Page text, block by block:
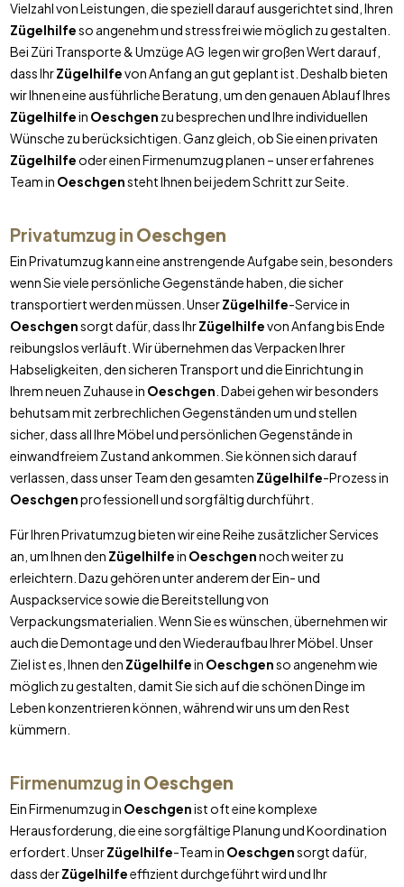
Vielzahl von Leistungen, die speziell darauf ausgerichtet sind, Ihren
Zügelhilfeso angenehm und stressfrei wie möglich zu gestalten.
Bei Züri Transporte & Umzüge AG legen wir großen Wert darauf,
dass IhrZügelhilfevon Anfang an gut geplant ist. Deshalb bieten
wir Ihnen eine ausführliche Beratung, um den genauen Ablauf Ihres
Zügelhilfein Oeschgen zu besprechen und Ihre individuellen
Wünsche zu berücksichtigen. Ganz gleich, ob Sie einen privaten
Zügelhilfeoder einen Firmenumzug planen – unser erfahrenes
Team in Oeschgensteht Ihnen bei jedem Schritt zur Seite.
Privatumzug in Oeschgen
Ein Privatumzug kann eine anstrengende Aufgabe sein, besonders
wenn Sie viele persönliche Gegenstände haben, die sicher
transportiert werden müssen. UnserZügelhilfe-Service in
Oeschgensorgt dafür, dass IhrZügelhilfevon Anfang bis Ende
reibungslos verläuft. Wir übernehmen das Verpacken Ihrer
Habseligkeiten, den sicheren Transport und die Einrichtung in
Ihrem neuen Zuhause in Oeschgen . Dabei gehen wir besonders
behutsam mit zerbrechlichen Gegenständen um und stellen
sicher, dass all Ihre Möbel und persönlichen Gegenstände in
einwandfreiem Zustand ankommen. Sie können sich darauf
verlassen, dass unser Team den gesamten Zügelhilfe-Prozess in
Oeschgenprofessionell und sorgfältig durchführt.
Für Ihren Privatumzug bieten wir eine Reihe zusätzlicher Services
an, um Ihnen den Zügelhilfein Oeschgennoch weiter zu
erleichtern. Dazu gehören unter anderem der Ein- und
Auspackservice sowie die Bereitstellung von
Verpackungsmaterialien. Wenn Sie es wünschen, übernehmen wir
auch die Demontage und den Wiederaufbau Ihrer Möbel. Unser
Ziel ist es, Ihnen den Zügelhilfein Oeschgenso angenehm wie
möglich zu gestalten, damit Sie sich auf die schönen Dinge im
Leben konzentrieren können, während wir uns um den Rest
kümmern.
Firmenumzug in Oeschgen
Ein Firmenumzug in Oeschgenist oft eine komplexe
Herausforderung, die eine sorgfältige Planung und Koordination
erfordert. UnserZügelhilfe-Team in Oeschgensorgt dafür,
dass derZügelhilfeeffizient durchgeführt wird und Ihr